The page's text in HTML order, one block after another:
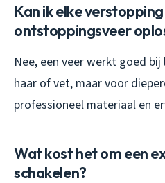
Kan ik elke
ontstoppingsveer
Nee, een veer werkt goed
haar of vet, maar voor
professioneel materiaal en
Wat kost het om een
schakelen?